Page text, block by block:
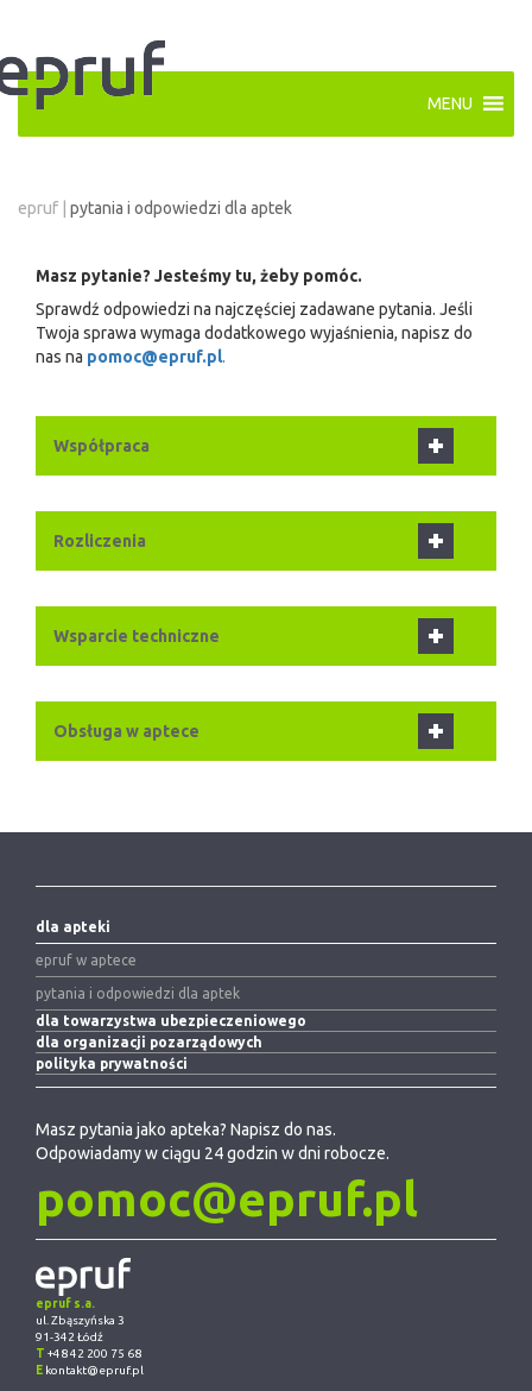
MENU
epruf pytania i odpowiedzi dla aptek
Masz pytanie? Jesteśmy tu, żeby pomóc.
Sprawdź odpowiedzi na najczęściej zadawane pytania. Jeśli
Twoja sprawa wymaga dodatkowego wyjaśnienia, napisz do
nas na pomoc@epruf.pl.
Współpraca
Rozliczenia
Wsparcie techniczne
Obsługa w aptece
dla apteki
epruf w aptece
pytania i odpowiedzi dla aptek
dla towarzystwa ubezpieczeniowego
dla organizacji pozarządowych
polityka prywatności
Masz pytania jako apteka? Napisz do nas.
Odpowiadamy w ciągu 24 godzin w dni robocze.
pomoc@epruf.pl
epruf s.a.
ul. Zbąszyńska 3
91-342 Łódź
T +48 42 200 75 68
E kontakt@epruf.pl